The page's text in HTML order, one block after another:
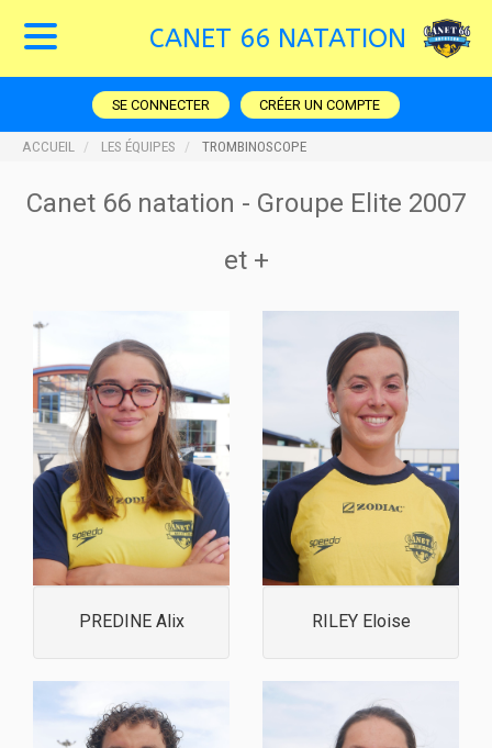
CANET 66 NATATION
SE CONNECTER CRÉER UN COMPTE
ACCUEIL LES ÉQUIPES TROMBINOSCOPE
Canet 66 natation - Groupe Elite 2007
et +
PREDINE Alix RILEY Eloise